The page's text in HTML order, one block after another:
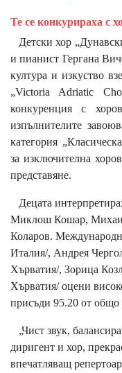
Те се конкурираха с
Детски хор
и пианист Гергана
култура и изкуство
„Victoria Adriatic
конкуренция с
изпълнителите
категория
за изключителна
представяне.
Децата
Миклош Кошар,
Коларов.
Италия/, Андрея
Хърватия/, Зорица
Хърватия/ оцени
присъди 95.20 от общо
„Чист звук,
диригент и хор,
впечатляващ